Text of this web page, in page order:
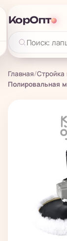
КорОпт
Главная/Стройка
Полировальная